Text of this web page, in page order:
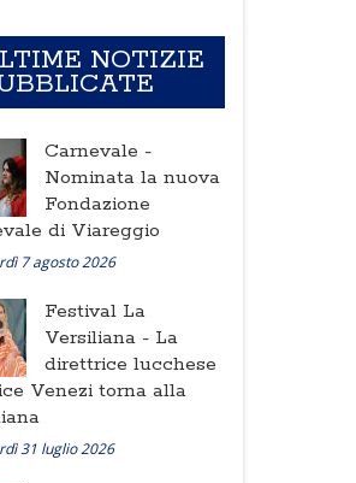
NOTIZIE
Carnevale -
Nominata la nuova
Fondazione
di Viareggio
7 agosto 2026
Festival La
Versiliana - La
direttrice lucchese
Venezi torna alla
31 luglio 2026